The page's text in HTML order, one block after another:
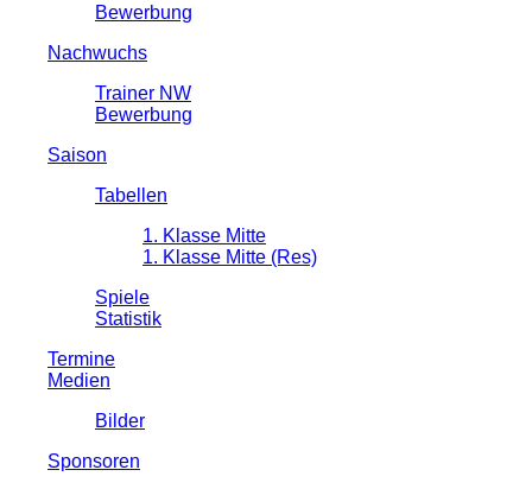
Bewerbung
Nachwuchs
Trainer NW
Bewerbung
Saison
Tabellen
1. Klasse Mitte
1. Klasse Mitte (Res)
Spiele
Statistik
Termine
Medien
Bilder
Sponsoren